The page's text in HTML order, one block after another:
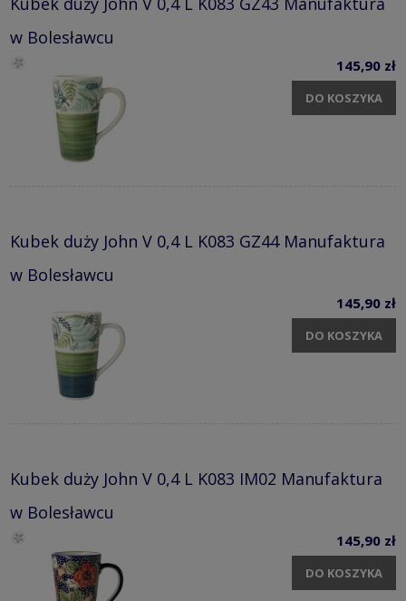
w Bolesławcu
145,90 zł
DO KOSZYKA
Kubek duży John V 0,4 L K083 GZ44 Manufaktura
w Bolesławcu
145,90 zł
DO KOSZYKA
Kubek duży John V 0,4 L K083 IM02 Manufaktura
w Bolesławcu
145,90 zł
DO KOSZYKA